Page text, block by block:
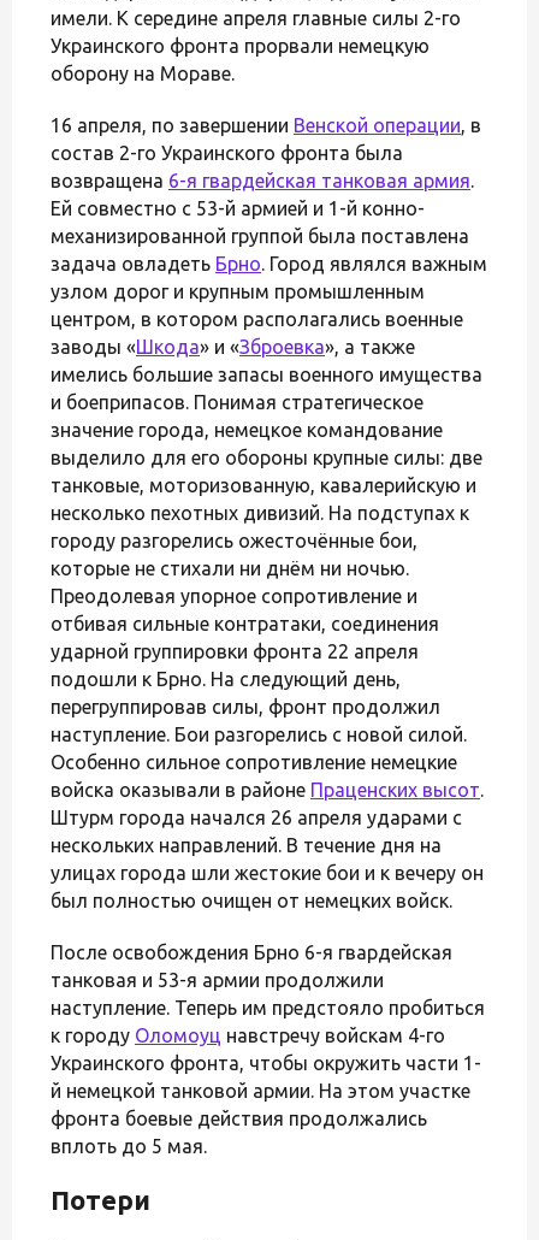
имели. К середине апреля главные силы 2-го
Украинского фронта прорвали немецкую
оборону на Мораве.
16 апреля, по завершении Венской операции, в
состав 2-го Украинского фронта была
возвращена 6-я гвардейская танковая армия.
Ей совместно с 53-й армией и 1-й конно-
механизированной группой была поставлена
задача овладеть Брно. Город являлся важным
узлом дорог и крупным промышленным
центром, в котором располагались военные
заводы «Шкода» и «Зброевка», а также
имелись большие запасы военного имущества
и боеприпасов. Понимая стратегическое
значение города, немецкое командование
выделило для его обороны крупные силы: две
танковые, моторизованную, кавалерийскую и
несколько пехотных дивизий. На подступах к
городу разгорелись ожесточённые бои,
которые не стихали ни днём ни ночью.
Преодолевая упорное сопротивление и
отбивая сильные контратаки, соединения
ударной группировки фронта 22 апреля
подошли к Брно. На следующий день,
перегруппировав силы, фронт продолжил
наступление. Бои разгорелись с новой силой.
Особенно сильное сопротивление немецкие
войска оказывали в районе Праценских высот.
Штурм города начался 26 апреля ударами с
нескольких направлений. В течение дня на
улицах города шли жестокие бои и к вечеру он
был полностью очищен от немецких войск.
После освобождения Брно 6-я гвардейская
танковая и 53-я армии продолжили
наступление. Теперь им предстояло пробиться
к городу Оломоуц навстречу войскам 4-го
Украинского фронта, чтобы окружить части 1-
й немецкой танковой армии. На этом участке
фронта боевые действия продолжались
вплоть до 5 мая.
Потери